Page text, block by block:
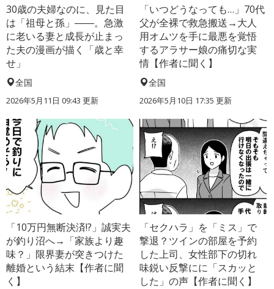
30歳の夫婦なのに、見た目
は「祖母と孫」――。急激
に老いる妻と成長が止まっ
た夫の漫画が描く「歳と幸
せ」
全国
2026年5月11日 09:43 更新
「いつどうなっても…」70代
父が全裸で救急搬送→大人
用オムツを手に最悪を覚悟
するアラサー娘の痛切な実
情【作者に聞く】
全国
2026年5月10日 17:35 更新
「10万円無断決済!?」誠実夫
が釣り沼へ→「家族より趣
味？」限界妻が突きつけた
離婚という結末【作者に聞
く】
「セクハラ」を「ミス」で
撃退？ツインの部屋を予約
した上司、女性部下の切れ
味鋭い反撃にに「スカッと
した」の声【作者に聞く】